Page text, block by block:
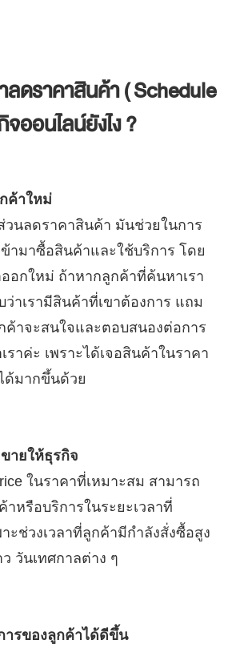
ลดราคาสินค้า ( Schedule
ออนไลน์ยังไง ?
ค้าใหม่
นลดราคาสินค้า มันช่วยในการ
ามาซื้อสินค้าและใช้บริการ โดย
อกใหม่ ถ้าหากลูกค้าที่ค้นหาเรา
ว่าเรามีสินค้าที่เขาต้องการ แถม
ค้าจะสนใจและตอบสนองต่อการ
ราค่ะ เพราะได้เจอสินค้าในราคา
ด้มากขึ้นด้วย
ายให้ธุรกิจ
ในราคาที่เหมาะสม สามารถ
หรือบริการในระยะเวลาที่
ะช่วงเวลาที่ลูกค้ามีกำลังสั่งซื้อสูง
วันเทศกาลต่าง ๆ
ารของลูกค้าได้ดีขึ้น